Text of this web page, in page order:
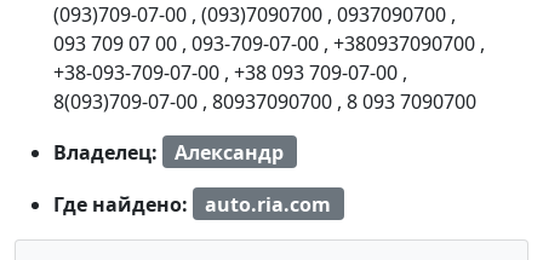
(093)709-07-00 , (093)7090700 , 0937090700 ,
093 709 07 00 , 093-709-07-00 , +380937090700 ,
+38-093-709-07-00 , +38 093 709-07-00 ,
8(093)709-07-00 , 80937090700 , 8 093 7090700
Владелец:
Александр
Где найдено:
auto.ria.com